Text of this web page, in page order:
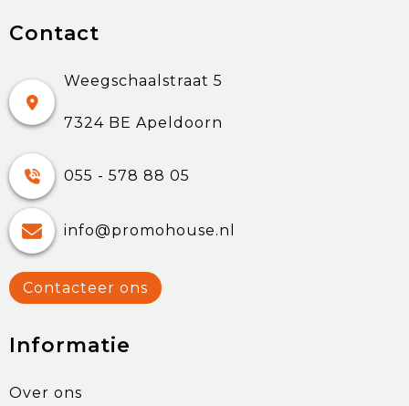
Contact
Weegschaalstraat 5
7324 BE Apeldoorn
055 - 578 88 05
info@promohouse.nl
Contacteer ons
Informatie
Over ons